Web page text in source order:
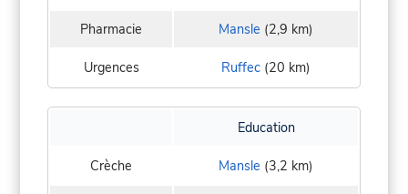
Pharmacie Mansle (2,9 km)
Urgences Ruffec (20 km)
Education
Crèche Mansle (3,2 km)